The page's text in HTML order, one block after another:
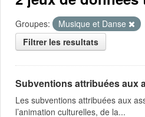
Groupes: Musique et Danse
Filtrer les resultats
Subventions attribuées aux
Les subventions attribuées aux
l’animation culturelles, de la...